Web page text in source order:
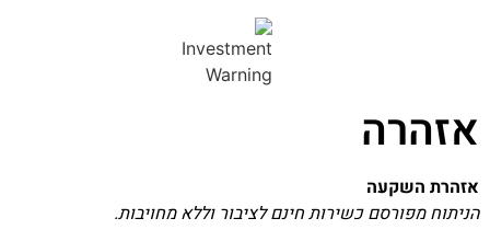
אזהרה
אזהרת השקעה
הניתוח מפורסם כשירות חינם לציבור וללא מחויבות.